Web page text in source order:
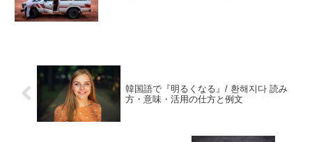
韓国語で『明るくなる』/ 환해지다 読み
方・意味・活用の仕方と例文